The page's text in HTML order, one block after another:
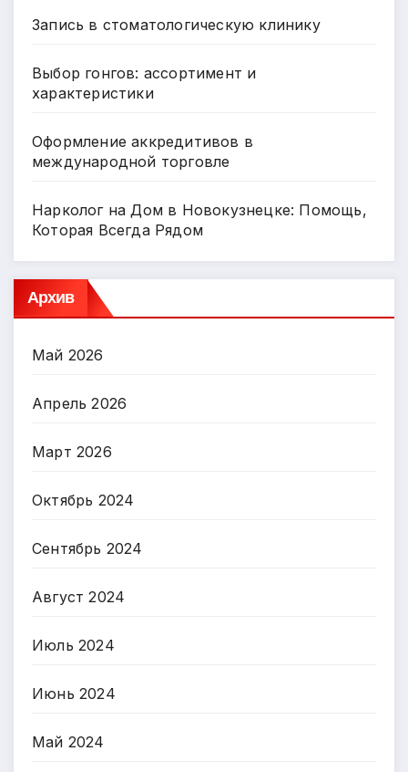
Запись в стоматологическую клинику
Выбор гонгов: ассортимент и
характеристики
Оформление аккредитивов в
международной торговле
Нарколог на Дом в Новокузнецке: Помощь,
Которая Всегда Рядом
Архив
Май 2026
Апрель 2026
Март 2026
Октябрь 2024
Сентябрь 2024
Август 2024
Июль 2024
Июнь 2024
Май 2024